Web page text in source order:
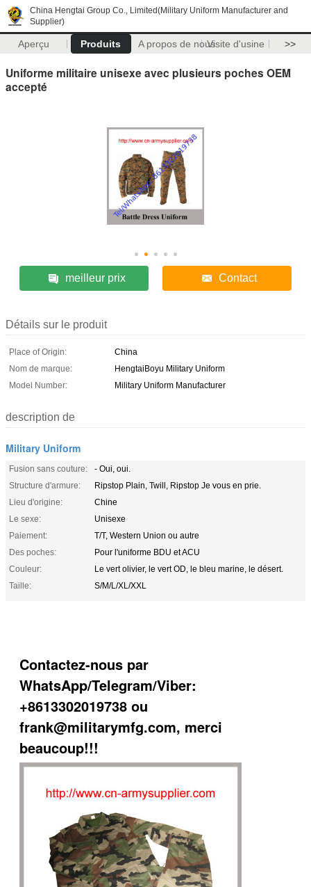
China Hengtai Group Co., Limited(Military Uniform Manufacturer and
Supplier)
Aperçu Produits A propos de nousVisite d'usine >>
Uniforme militaire unisexe avec plusieurs poches OEM
accepté
meilleur prix Contact
Détails sur le produit
Place of Origin:
China
Nom de marque:
HengtaiBoyu Military Uniform
Model Number:
Military Uniform Manufacturer
description de
Military Uniform
Fusion sans couture:
- Oui, oui.
Structure d'armure:
Ripstop Plain, Twill, Ripstop Je vous en prie.
Lieu d'origine:
Chine
Le sexe:
Unisexe
Paiement:
T/T, Western Union ou autre
Des poches:
Pour l'uniforme BDU et ACU
Couleur:
Le vert olivier, le vert OD, le bleu marine, le désert.
Taille:
S/M/L/XL/XXL
Contactez-nous par
WhatsApp/Telegram/Viber:
+8613302019738 ou
frank@militarymfg.com, merci
beaucoup!!!